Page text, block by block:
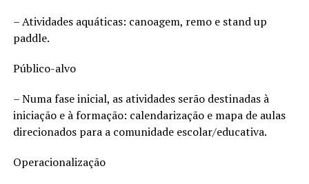
– Atividades aquáticas: canoagem, remo e stand up
paddle.
Público-alvo
– Numa fase inicial, as atividades serão destinadas à
iniciação e à formação: calendarização e mapa de aulas
direcionados para a comunidade escolar/educativa.
Operacionalização